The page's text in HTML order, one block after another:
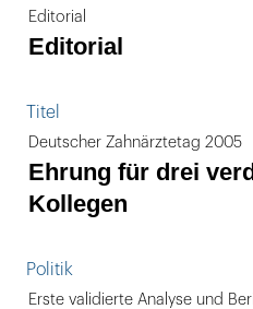
Editorial
Editorial
Titel
Deutscher Zahnärztetag 2005
Ehrung für drei
Kollegen
Politik
Erste validierte Analyse und